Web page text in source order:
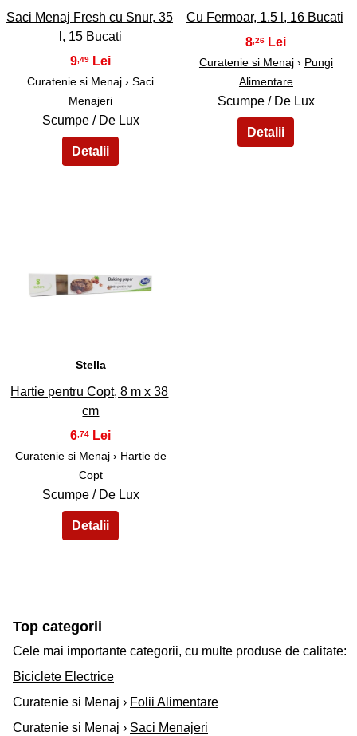
Saci Menaj Fresh cu Snur, 35
l, 15 Bucati
9 ,49
Curatenie si Menaj › Saci
Menajeri
Scumpe / De Lux
Cu Fermoar, 1.5 l, 16 Bucati
8 ,26
Curatenie si Menaj› Pungi
Alimentare
Scumpe / De Lux
45
Stella
Hartie pentru Copt, 8 m x 38
cm
6 ,74
Curatenie si Menaj› Hartie de
Copt
Scumpe / De Lux
Top categorii
Cele mai importante categorii, cu multe produse de calitate:
Biciclete Electrice
Curatenie si Menaj › Folii Alimentare
Curatenie si Menaj › Saci Menajeri